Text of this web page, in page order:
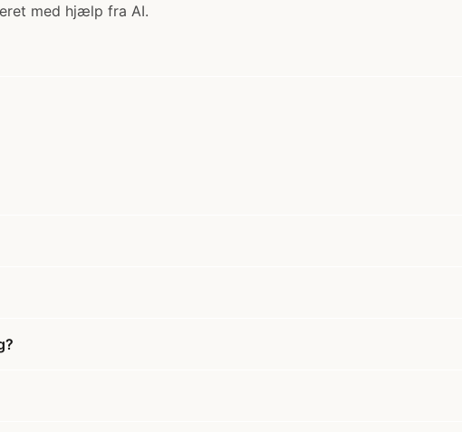
med hjælp fra AI.